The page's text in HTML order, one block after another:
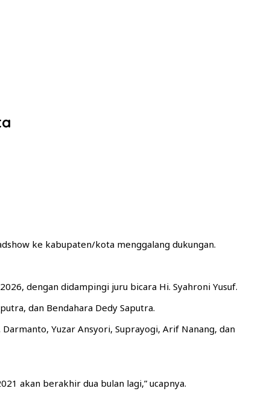
ke kabupaten/kota menggalang dukungan.
dengan didampingi juru bicara Hi. Syahroni Yusuf.
dan Bendahara Dedy Saputra.
Yuzar Ansyori, Suprayogi, Arif Nanang, dan
akan berakhir dua bulan lagi,” ucapnya.